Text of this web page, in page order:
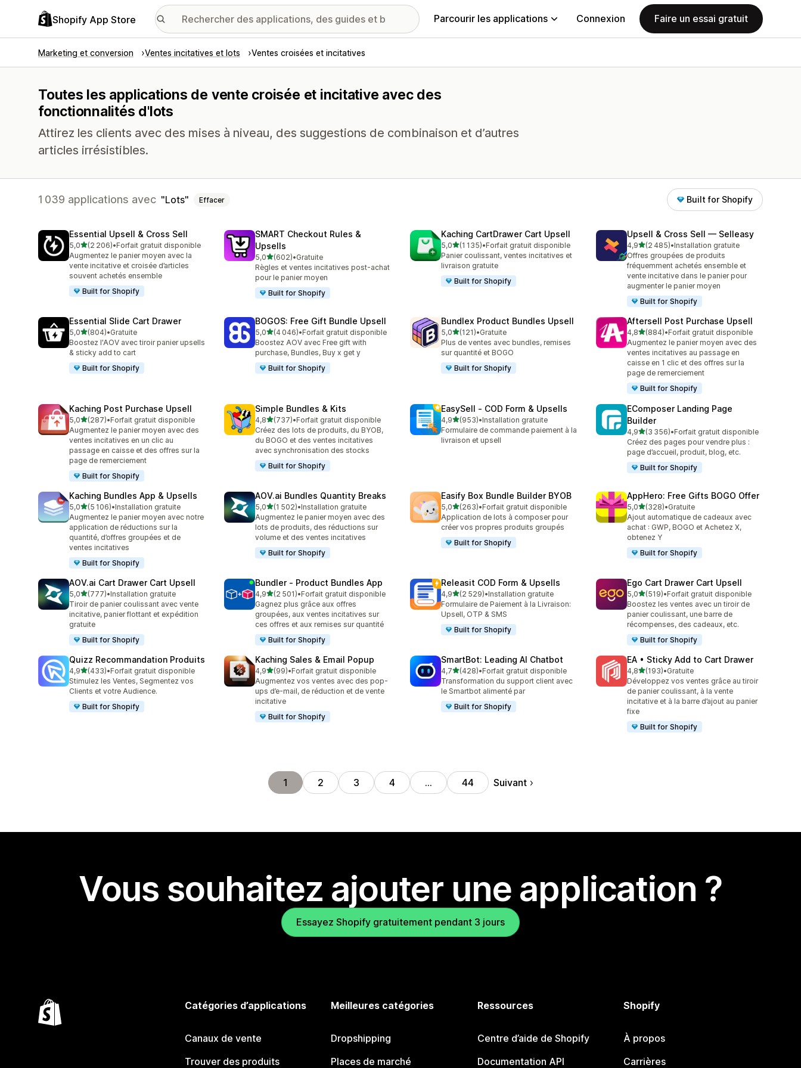
Shopify App Store Parcourir les applications Connexion Faire un essai gratuit
Marketing et conversion Ventes incitatives et lots Ventes croisées et incitatives
Toutes les applications de vente croisée et incitative avec des
fonctionnalités d'lots
Attirez les clients avec des mises à niveau, des suggestions de combinaison et d’autres
articles irrésistibles.
1 039 applications avec Lots Effacer Built for Shopify
Essential Upsell & Cross Sell
5,0étoile(s) sur 5
(2 206)
2206 avis au total
•Forfait gratuit disponible
Augmentez le panier moyen avec la
vente incitative et croisée d’articles
souvent achetés ensemble
Built for Shopify
SMART Checkout Rules &
Upsells
5,0étoile(s) sur 5
(602)
602 avis au total
•Gratuite
Règles et ventes incitatives post-achat
pour le panier moyen
Built for Shopify
Kaching CartDrawer Cart Upsell
5,0étoile(s) sur 5
(1 135)
1135 avis au total
•Forfait gratuit disponible
Panier coulissant, ventes incitatives et
livraison gratuite
Built for Shopify
Upsell & Cross Sell — Selleasy
4,9étoile(s) sur 5
(2 485)
2485 avis au total
•Installation gratuite
Offres groupées de produits
fréquemment achetés ensemble et
vente incitative dans le panier pour
augmenter le panier moyen
Built for Shopify
Essential Slide Cart Drawer
5,0étoile(s) sur 5
(804)
804 avis au total
•Gratuite
Boostez l'AOV avec tiroir panier upsells
& sticky add to cart
Built for Shopify
BOGOS: Free Gift Bundle Upsell
5,0étoile(s) sur 5
(4 046)
4046 avis au total
•Forfait gratuit disponible
Boostez AOV avec Free gift with
purchase, Bundles, Buy x get y
Built for Shopify
Bundlex Product Bundles Upsell
5,0étoile(s) sur 5
(121)
121 avis au total
•Gratuite
Plus de ventes avec bundles, remises
sur quantité et BOGO
Built for Shopify
Aftersell Post Purchase Upsell
4,8étoile(s) sur 5
(884)
884 avis au total
•Forfait gratuit disponible
Augmentez le panier moyen avec des
ventes incitatives au passage en
caisse en 1 clic et des offres sur la
page de remerciement
Built for Shopify
Kaching Post Purchase Upsell
5,0étoile(s) sur 5
(287)
287 avis au total
•Forfait gratuit disponible
Augmentez le panier moyen avec des
ventes incitatives en un clic au
passage en caisse et des offres sur la
page de remerciement
Built for Shopify
Simple Bundles & Kits
4,8étoile(s) sur 5
(737)
737 avis au total
•Forfait gratuit disponible
Créez des lots de produits, du BYOB,
du BOGO et des ventes incitatives
avec synchronisation des stocks
Built for Shopify
EasySell ‑ COD Form & Upsells
4,9étoile(s) sur 5
(953)
953 avis au total
•Installation gratuite
Formulaire de commande paiement à la
livraison et upsell
EComposer Landing Page
Builder
4,9étoile(s) sur 5
(3 356)
3356 avis au total
•Forfait gratuit disponible
Créez des pages pour vendre plus :
page d’accueil, produit, blog, etc.
Built for Shopify
Kaching Bundles App & Upsells
5,0étoile(s) sur 5
(5 106)
5106 avis au total
•Installation gratuite
Augmentez le panier moyen avec notre
application de réductions sur la
quantité, d’offres groupées et de
ventes incitatives
Built for Shopify
AOV.ai Bundles Quantity Breaks
5,0étoile(s) sur 5
(1 502)
1502 avis au total
•Installation gratuite
Augmentez le panier moyen avec des
lots de produits, des réductions sur
volume et des ventes incitatives
Built for Shopify
Easify Box Bundle Builder BYOB
5,0étoile(s) sur 5
(263)
263 avis au total
•Forfait gratuit disponible
Application de lots à composer pour
créer vos propres produits groupés
Built for Shopify
AppHero: Free Gifts BOGO Offer
5,0étoile(s) sur 5
(328)
328 avis au total
•Gratuite
Ajout automatique de cadeaux avec
achat : GWP, BOGO et Achetez X,
obtenez Y
Built for Shopify
AOV.ai Cart Drawer Cart Upsell
5,0étoile(s) sur 5
(777)
777 avis au total
•Installation gratuite
Tiroir de panier coulissant avec vente
incitative, panier flottant et expédition
gratuite
Built for Shopify
Bundler ‑ Product Bundles App
4,9étoile(s) sur 5
(2 501)
2501 avis au total
•Forfait gratuit disponible
Gagnez plus grâce aux offres
groupées, aux ventes incitatives sur
ces offres et aux remises sur quantité
Built for Shopify
Releasit COD Form & Upsells
4,9étoile(s) sur 5
(2 529)
2529 avis au total
•Installation gratuite
Formulaire de Paiement à la Livraison:
Upsell, OTP & SMS
Built for Shopify
Ego Cart Drawer Cart Upsell
5,0étoile(s) sur 5
(519)
519 avis au total
•Forfait gratuit disponible
Boostez les ventes avec un tiroir de
panier coulissant, une barre de
récompenses, des cadeaux, etc.
Built for Shopify
Quizz Recommandation Produits
4,9étoile(s) sur 5
(433)
433 avis au total
•Forfait gratuit disponible
Stimulez les Ventes, Segmentez vos
Clients et votre Audience.
Built for Shopify
Kaching Sales & Email Popup
4,9étoile(s) sur 5
(99)
99 avis au total
•Forfait gratuit disponible
Augmentez vos ventes avec des pop-
ups d’e-mail, de réduction et de vente
incitative
Built for Shopify
SmartBot: Leading AI Chatbot
4,7étoile(s) sur 5
(428)
428 avis au total
•Forfait gratuit disponible
Transformation du support client avec
le Smartbot alimenté par
Built for Shopify
EA • Sticky Add to Cart Drawer
4,8étoile(s) sur 5
(193)
193 avis au total
•Gratuite
Développez vos ventes grâce au tiroir
de panier coulissant, à la vente
incitative et à la barre d’ajout au panier
fixe
Built for Shopify
1 2 3 4 … 44 Suivant
Vous souhaitez ajouter une application ?
Essayez Shopify gratuitement pendant 3 jours
Catégories d’applications
Canaux de vente
Trouver des produits
Meilleures catégories
Dropshipping
Places de marché
Ressources
Centre d’aide de Shopify
Documentation API
Shopify
À propos
Carrières